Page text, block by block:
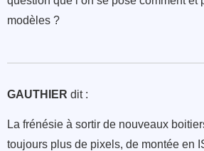
modèles ?
GAUTHIER dit :
La frénésie à sortir de nouveaux
toujours plus de pixels, de montée en